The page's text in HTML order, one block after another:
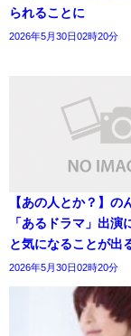
られることに
2026年5月30日02時20分
【あの人とか？】の
「あるドラマ」出演
と気になることが出
2026年5月30日02時20分